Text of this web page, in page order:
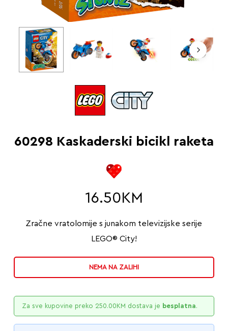
60298 Kaskaderski bicikl raketa
16.50 KM
Zračne vratolomije s junakom televizijske serije
LEGO® City!
NEMA NA ZALIHI
Za sve kupovine preko 250.00KM dostava je besplatna.